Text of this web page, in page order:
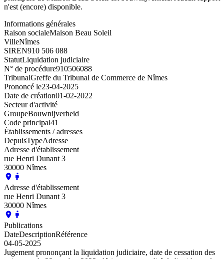
n'est (encore) disponible.
Informations générales
Raison socialeMaison Beau Soleil
VilleNîmes
SIREN910 506 088
StatutLiquidation judiciaire
N° de procédure910506088
TribunalGreffe du Tribunal de Commerce de Nîmes
Prononcé le23-04-2025
Date de création01-02-2022
Secteur d'activité
GroupeBouwnijverheid
Code principal41
Établissements / adresses
DepuisTypeAdresse
Adresse d'établissement
rue Henri Dunant 3
30000 Nîmes
Adresse d'établissement
rue Henri Dunant 3
30000 Nîmes
Publications
DateDescriptionRéférence
04-05-2025
Jugement prononçant la liquidation judiciaire, date de cessation des